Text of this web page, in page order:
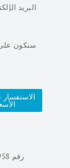
البريد
سنكون
الاستفسار